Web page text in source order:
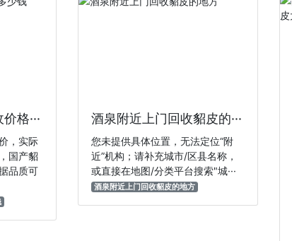
格···
，实际
国产貂
品质可
酒泉附近上门回收貂皮的···
您未提供具体位置，无法定位“附
近”机构；请补充‌城市/区县名称‌，
或直接在地图/分类平台搜索"‌城···
酒泉附近上门回收貂皮的地方